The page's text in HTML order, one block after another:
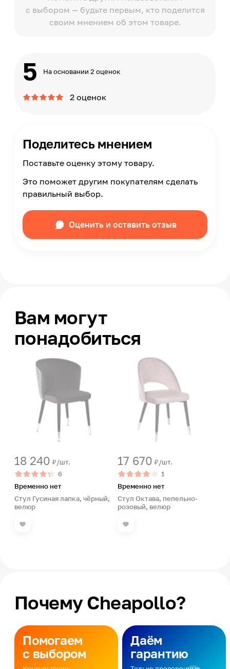
с выбором — будьте первым, кто поделится
своим мнением об этом товаре.
5 На основании 2 оценок
2 оценок
Поделитесь мнением
Поставьте оценку этому товару.
Это поможет другим покупателям сделать
правильный выбор.
Оценить и оставить отзыв
Вам могут
понадобиться
18 240 ₽/шт.
6
Временно нет
Стул Гусиная лапка, чёрный,
велюр
17 670 ₽/шт.
1
Временно нет
Стул Октава, пепельно-
розовый, велюр
Почему Cheapollo?
Помогаем
с выбором
Даём
гарантию